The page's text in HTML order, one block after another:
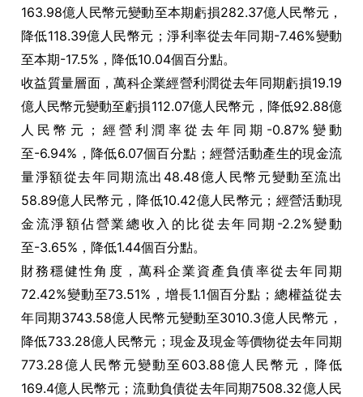
163.98億人民幣元變動至本期虧損282.37億人民幣元，
降低118.39億人民幣元；淨利率從去年同期-7.46%變動
至本期-17.5%，降低10.04個百分點。
收益質量層面，萬科企業經營利潤從去年同期虧損19.19
億人民幣元變動至虧損112.07億人民幣元，降低92.88億
人民幣元；經營利潤率從去年同期-0.87%變動
至-6.94%，降低6.07個百分點；經營活動產生的現金流
量淨額從去年同期流出48.48億人民幣元變動至流出
58.89億人民幣元，降低10.42億人民幣元；經營活動現
金流淨額佔營業總收入的比從去年同期-2.2%變動
至-3.65%，降低1.44個百分點。
財務穩健性角度，萬科企業資產負債率從去年同期
72.42%變動至73.51%，增長1.1個百分點；總權益從去
年同期3743.58億人民幣元變動至3010.3億人民幣元，
降低733.28億人民幣元；現金及現金等價物從去年同期
773.28億人民幣元變動至603.88億人民幣元，降低
169.4億人民幣元；流動負債從去年同期7508.32億人民